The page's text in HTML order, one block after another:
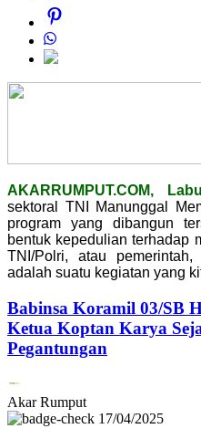
AKARRUMPUT.COM,
sektoral TNI Manunggal
program yang dibangun
bentuk kepedulian terhadap
TNI/Polri, atau
adalah suatu kegiatan yang
Babinsa Koramil 03/SB
Ketua Koptan Karya
Pegantungan
Akar Rumput
17/04/2025